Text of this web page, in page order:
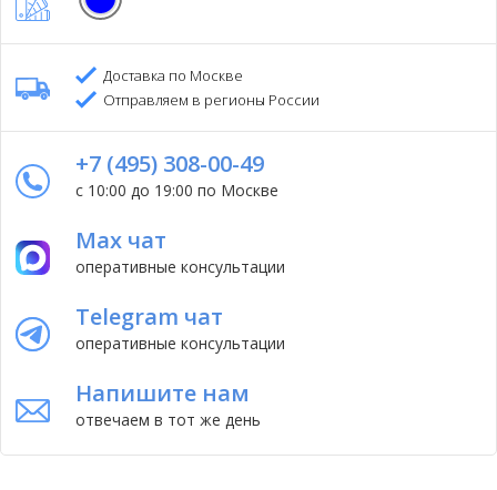
Доставка по Москве
Отправляем в регионы России
+7 (495) 308-00-49
с 10:00 до 19:00 по Москве
Max чат
оперативные консультации
Telegram чат
оперативные консультации
Напишите нам
отвечаем в тот же день